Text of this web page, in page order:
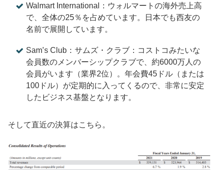
Walmart International：ウォルマートの海外売上高
で、全体の25％を占めています。日本でも西友の
名前で展開しています。
Sam’s Club：サムズ・クラブ：コストコみたいな
会員数のメンバーシップクラブで、約6000万人の
会員がいます（業界2位）。年会費45ドル（または
100ドル）が定期的に入ってくるので、非常に安定
したビジネス基盤となります。
そして直近の決算はこちら。